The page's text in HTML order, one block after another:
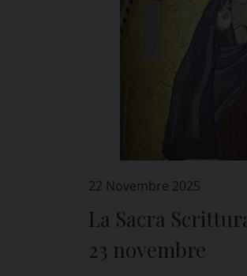
22 Novembre 2025
La Sacra
23 novembre